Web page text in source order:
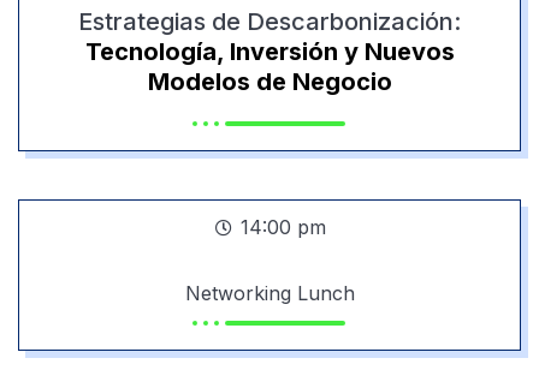
Estrategias de Descarbonización:
Tecnología, Inversión y Nuevos
Modelos de Negocio
14:00 pm
Networking Lunch